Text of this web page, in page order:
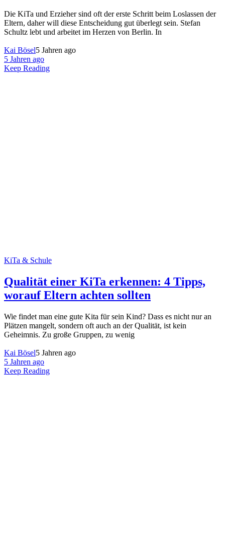
Die KiTa und Erzieher sind oft der erste Schritt beim Loslassen der
Eltern, daher will diese Entscheidung gut überlegt sein. Stefan
Schultz lebt und arbeitet im Herzen von Berlin. In
Kai Bösel5 Jahren ago
5 Jahren ago
Keep Reading
KiTa & Schule
Qualität einer KiTa erkennen: 4 Tipps,
worauf Eltern achten sollten
Wie findet man eine gute Kita für sein Kind? Dass es nicht nur an
Plätzen mangelt, sondern oft auch an der Qualität, ist kein
Geheimnis. Zu große Gruppen, zu wenig
Kai Bösel5 Jahren ago
5 Jahren ago
Keep Reading